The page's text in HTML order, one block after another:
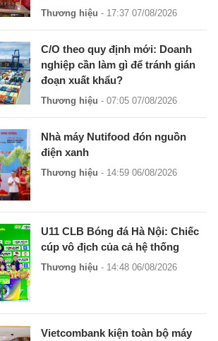
Thương hiệu - 17:37 07/08/2026
C/O theo quy định mới: Doanh
nghiệp cần làm gì để tránh gián
đoạn xuất khẩu?
Thương hiệu - 07:05 07/08/2026
Nhà máy Nutifood đón nguồn
điện xanh
Thương hiệu - 14:59 06/08/2026
U11 CLB Bóng đá Hà Nội: Chiếc
cúp vô địch của cả hệ thống
Thương hiệu - 14:48 06/08/2026
Vietcombank kiện toàn bộ máy